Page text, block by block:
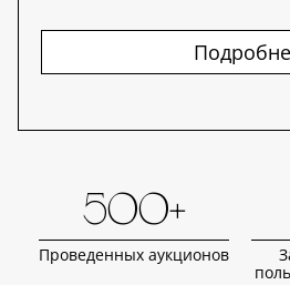
500+
Проведенных аукционов